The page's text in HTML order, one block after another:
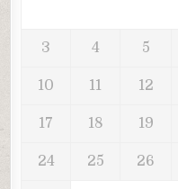
3 4 5
10 11 12
17 18 19
24 25 26